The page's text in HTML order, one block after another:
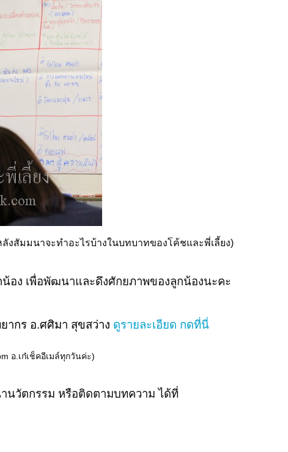
งสัมมนาจะทำอะไรบ้างในบทบาทของโค้ชและพี่เลี้ยง)
อง เพื่อพัฒนาและดึงศักยภาพของลูกน้องนะคะ
ากร อ.ศศิมา สุขสว่าง ดูรายละเอียด กดที่นี่
อ.เก๋เช็คอีเมล์ทุกวันค่ะ)
นวัตกรรม หรือติดตามบทความ ได้ที่